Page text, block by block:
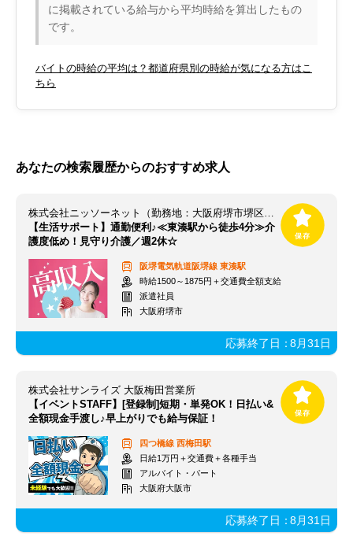
に掲載されている給与から平均時給を算出したもの
です。
バイトの時給の平均は？都道府県別の時給が気になる方はこ
ちら
あなたの検索履歴からのおすすめ求人
株式会社ニッソーネット（勤務地：大阪府堺市堺区）/a09dc00000ScjLlAAJ!
【生活サポート】通勤便利♪≪東湊駅から徒歩4分≫介
護度低め！見守り介護／週2休☆
阪堺電気軌道阪堺線 東湊駅
時給1500～1875円＋交通費全額支給
派遣社員
大阪府堺市
応募終了日：8月31日
株式会社サンライズ 大阪梅田営業所
【イベントSTAFF】[登録制]短期・単発OK！日払い&
全額現金手渡し♪早上がりでも給与保証！
四つ橋線 西梅田駅
日給1万円＋交通費＋各種手当
アルバイト・パート
大阪府大阪市
応募終了日：8月31日